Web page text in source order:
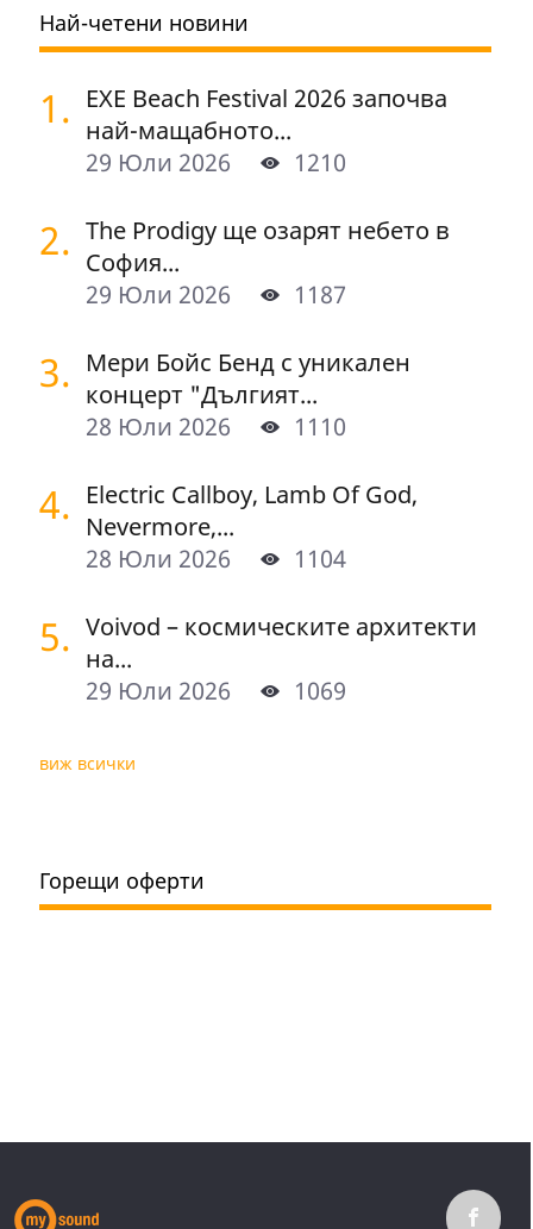
Най-четени новини
1. EXE Beach Festival 2026 започва
най-мащабното...
29 Юли 2026
1210
2. The Prodigy ще озарят небето в
София...
29 Юли 2026
1187
3. Мери Бойс Бенд с уникален
концерт "Дългият...
28 Юли 2026
1110
4. Electric Callboy, Lamb Of God,
Nevermore,...
28 Юли 2026
1104
5. Voivod – космическите архитекти
на...
29 Юли 2026
1069
виж всички
Горещи оферти